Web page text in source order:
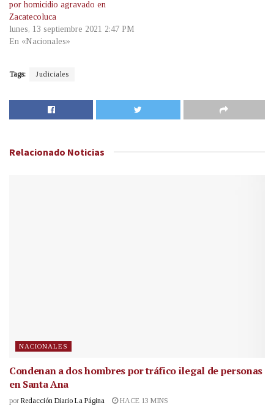
por homicidio agravado en
Zacatecoluca
lunes, 13 septiembre 2021 2:47 PM
En «Nacionales»
Tags: Judiciales
Relacionado Noticias
NACIONALES
Condenan a dos hombres por tráfico ilegal de personas
en Santa Ana
por Redacción Diario La Página HACE 13 MINS